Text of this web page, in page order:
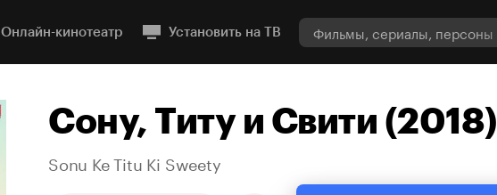
Онлайн-кинотеатр Установить на ТВ
Сону, Титу и Свити (2018)
Sonu Ke Titu Ki Sweety